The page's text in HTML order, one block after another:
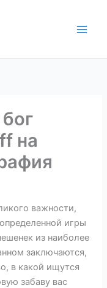
на
важности,
игры
из наиболее
заключаются,
в какой ищутся
забаву вас